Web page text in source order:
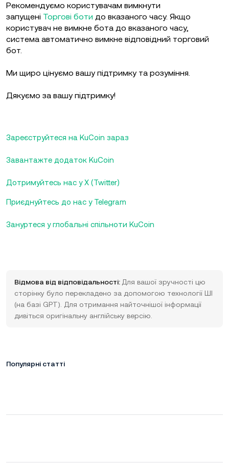
Рекомендуємо користувачам вимкнути
запущені Торгові боти до вказаного часу. Якщо
користувач не вимкне бота до вказаного часу,
система автоматично вимкне відповідний торговий
бот.
Ми щиро цінуємо вашу підтримку та розуміння.
Дякуємо за вашу підтримку!
Зареєструйтеся на KuCoin зараз
Завантажте додаток KuCoin
Дотримуйтесь нас у X (Twitter)
Приєднуйтесь до нас у Telegram
Зануртеся у глобальні спільноти KuCoin
Відмова від відповідальності: Для вашої зручності цю
сторінку було перекладено за допомогою технології ШІ
(на базі GPT). Для отримання найточнішої інформації
дивіться оригінальну англійську версію.
Популярні статті